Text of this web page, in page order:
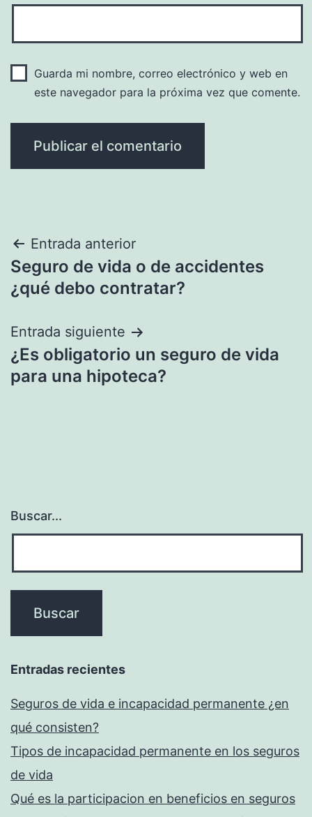
Guarda mi nombre, correo electrónico y web en
este navegador para la próxima vez que comente.
Navegación
de
Entrada anterior
Seguro de vida o de accidentes
¿qué debo contratar?
Entrada siguiente
¿Es obligatorio un seguro de vida
para una hipoteca?
Buscar...
Entradas recientes
Seguros de vida e incapacidad permanente ¿en
qué consisten?
Tipos de incapacidad permanente en los seguros
de vida
Qué es la participacion en beneficios en seguros